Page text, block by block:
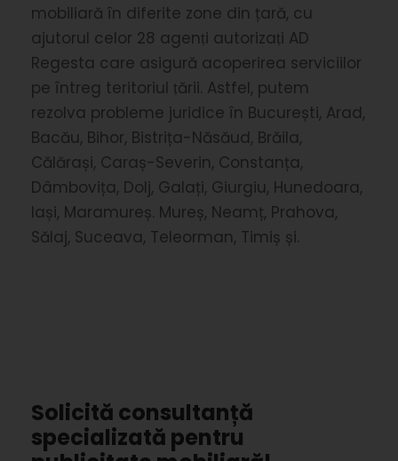
mobiliară în diferite zone din țară, cu
ajutorul celor 28 agenṭi autorizaṭi AD
Regesta care asigură acoperirea serviciilor
pe întreg teritoriul ṭării. Astfel, putem
rezolva probleme juridice în București, Arad,
Bacău, Bihor, Bistrița-Năsăud, Brăila,
Călărași, Caraș-Severin, Constanța,
Dâmbovița, Dolj, Galați, Giurgiu, Hunedoara,
Iași, Maramureș. Mureș, Neamț, Prahova,
Sălaj, Suceava, Teleorman, Timiș și.
Solicită consultanță
specializată pentru